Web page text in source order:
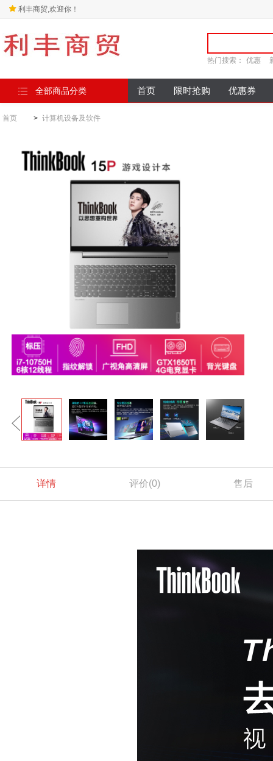
利丰商贸,欢迎你！
热门搜索： 优惠
全部商品分类 首页 限时抢购 优惠券
首页 > 计算机设备及软件
详情 评价(0) 售后